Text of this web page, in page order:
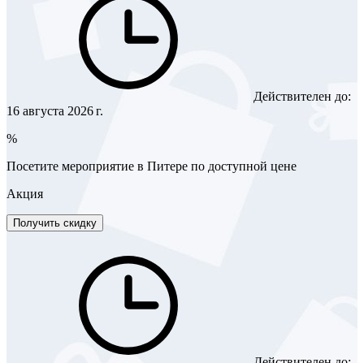
Действителен до:
16 августа 2026 г.
%
Посетите мероприятие в Питере по доступной цене
Акция
Получить скидку